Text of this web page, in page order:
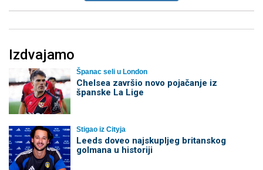
Izdvajamo
Španac seli u London
Chelsea završio novo pojačanje iz
španske La Lige
Stigao iz Cityja
Leeds doveo najskupljeg britanskog
golmana u historiji